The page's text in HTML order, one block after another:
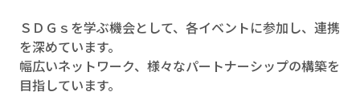
ＳＤＧｓを学ぶ機会として、各イベントに参加し、連携
を深めています。
幅広いネットワーク、様々なパートナーシップの構築を
目指しています。